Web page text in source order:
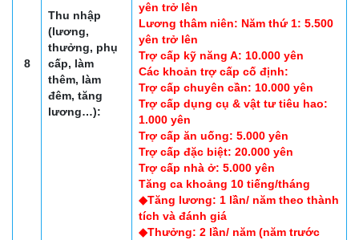
8
Thu nhập
(lương,
thưởng, phụ
cấp, làm
thêm, làm
đêm, tăng
lương…):
yên trở lên
Lương thâm niên: Năm thứ 1: 5.500
yên trở lên
Trợ cấp kỹ năng A: 10.000 yên
Các khoản trợ cấp cố định:
Trợ cấp chuyên cần: 10.000 yên
Trợ cấp dụng cụ & vật tư tiêu hao:
1.000 yên
Trợ cấp ăn uống: 5.000 yên
Trợ cấp đặc biệt: 20.000 yên
Trợ cấp nhà ở: 5.000 yên
Tăng ca khoảng 10 tiếng/tháng
◆Tăng lương: 1 lần/ năm theo thành
tích và đánh giá
◆Thưởng: 2 lần/ năm (năm trước